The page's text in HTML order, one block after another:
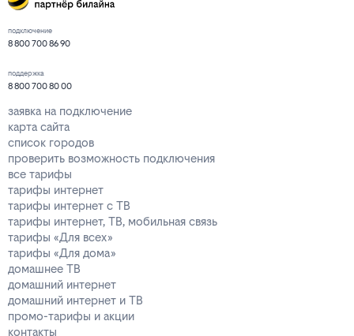
подключение
8 800 700 86 90
поддержка
8 800 700 80 00
заявка на подключение
карта сайта
список городов
проверить возможность подключения
все тарифы
тарифы интернет
тарифы интернет с ТВ
тарифы интернет, ТВ, мобильная связь
тарифы «Для всех»
тарифы «Для дома»
домашнее ТВ
домашний интернет
домашний интернет и ТВ
промо-тарифы и акции
контакты